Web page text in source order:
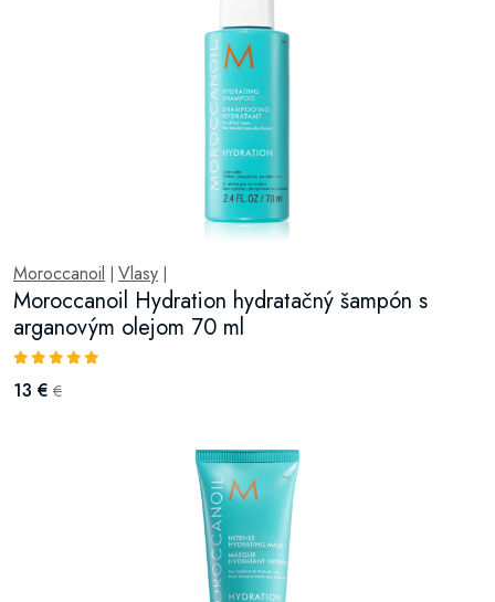
Moroccanoil Vlasy
Moroccanoil Hydration hydratačný šampón s
arganovým olejom 70 ml
13 € €